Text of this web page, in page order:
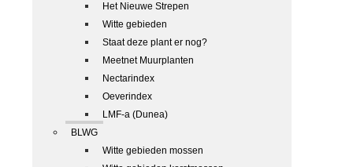
Het Nieuwe Strepen
Witte gebieden
Staat deze plant er nog?
Meetnet Muurplanten
Nectarindex
Oeverindex
LMF-a (Dunea)
BLWG
Witte gebieden mossen